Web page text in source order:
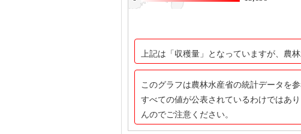
上記は「収穫量」となっていますが、農
このグラフは農林水産省の統計データを
すべての値が公表されているわけではあ
んのでご注意ください。